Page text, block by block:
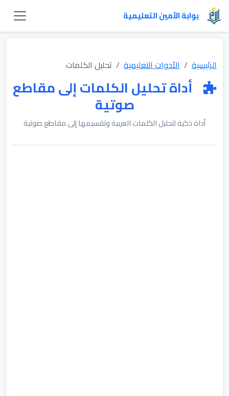
بوابة الأمين التعليمية
الرئيسية الأدوات التعليمية تحليل الكلمات
أداة تحليل الكلمات إلى مقاطع
صوتية
أداة ذكية لتحليل الكلمات العربية وتقسيمها إلى مقاطع صوتية